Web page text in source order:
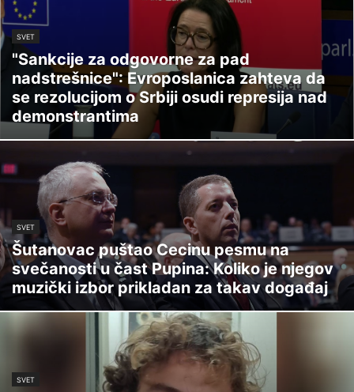
SVET
"Sankcije za odgovorne za pad
nadstrešnice": Evroposlanica zahteva da
se rezolucijom o Srbiji osudi represija nad
demonstrantima
SVET
Šutanovac puštao Cecinu pesmu na
svečanosti u čast Pupina: Koliko je njegov
muzički izbor prikladan za takav događaj
SVET